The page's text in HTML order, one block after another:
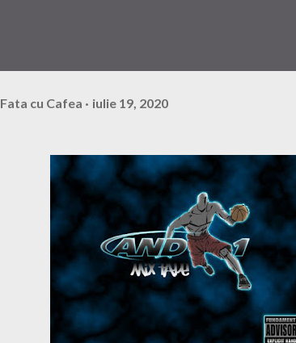
Fata cu Cafea iulie 19, 2020